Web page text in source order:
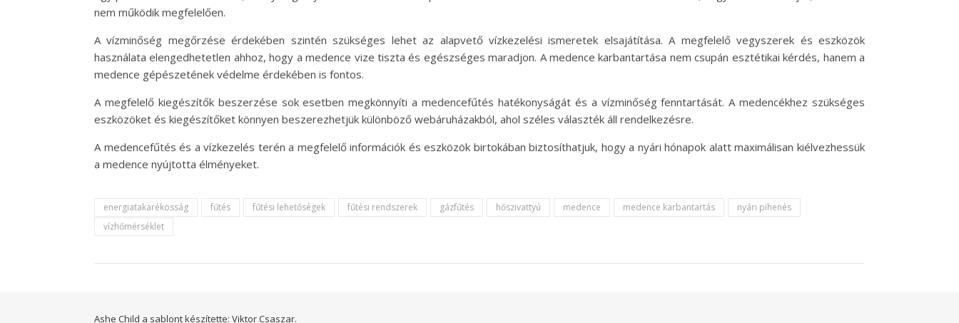
nem működik megfelelően.
A vízminőség megőrzése érdekében szintén szükséges lehet az alapvető vízkezelési ismeretek elsajátítása. A megfelelő vegyszerek és eszközök
használata elengedhetetlen ahhoz, hogy a medence vize tiszta és egészséges maradjon. A medence karbantartása nem csupán esztétikai kérdés, hanem a
medence gépészetének védelme érdekében is fontos.
A megfelelő kiegészítők beszerzése sok esetben megkönnyíti a medencefűtés hatékonyságát és a vízminőség fenntartását. A medencékhez szükséges
eszközöket és kiegészítőket könnyen beszerezhetjük különböző webáruházakból, ahol széles választék áll rendelkezésre.
A medencefűtés és a vízkezelés terén a megfelelő információk és eszközök birtokában biztosíthatjuk, hogy a nyári hónapok alatt maximálisan kiélvezhessük
a medence nyújtotta élményeket.
energiatakarékosság fűtés fűtési lehetőségek fűtési rendszerek gázfűtés hőszivattyú medence medence karbantartás
nyári pihenés
vízhőmérséklet
Ashe Child a sablont készítette: Viktor Csaszar.